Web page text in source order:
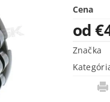
Cena
od
Značka